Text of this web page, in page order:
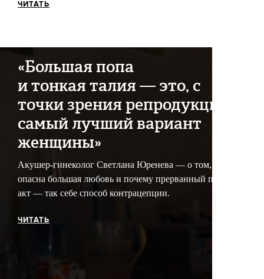
ЧИТАТЬ
«Большая попа
и тонкая талия — это, с
точки зрения репродукции,
самый лучший вариант
женщины»
Акушер-гинеколог Светлана Юренева — о том, чем
опасна большая любовь и почему прерванный половой
акт — так себе способ контрацепции.
ЧИТАТЬ